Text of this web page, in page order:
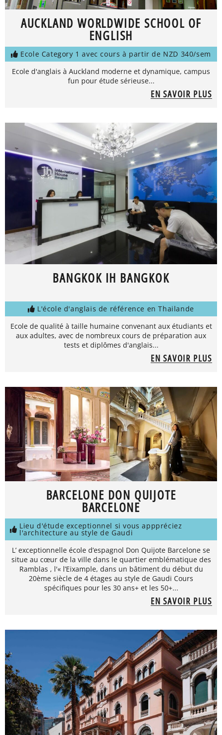
AUCKLAND WORLDWIDE SCHOOL OF
ENGLISH
Ecole Category 1 avec cours à partir de NZD 340/sem
Ecole d'anglais à Auckland moderne et dynamique, campus
fun pour étude sérieuse...
EN SAVOIR PLUS
BANGKOK IH BANGKOK
L'école d'anglais de référence en Thailande
Ecole de qualité à taille humaine convenant aux étudiants et
aux adultes, avec de nombreux cours de préparation aux
tests et diplômes d'anglais...
EN SAVOIR PLUS
BARCELONE DON QUIJOTE
BARCELONE
Lieu d'étude exceptionnel si vous apppréciez
l'architecture au style de Gaudi
L’ exceptionnelle école d’espagnol Don Quijote Barcelone se
situe au cœur de la ville dans le quartier emblématique des
Ramblas , l'« l’Eixample, dans un bâtiment du début du
20ème siècle de 4 étages au style de Gaudi Cours
spécifiques pour les 30 ans+ et les 50+...
EN SAVOIR PLUS